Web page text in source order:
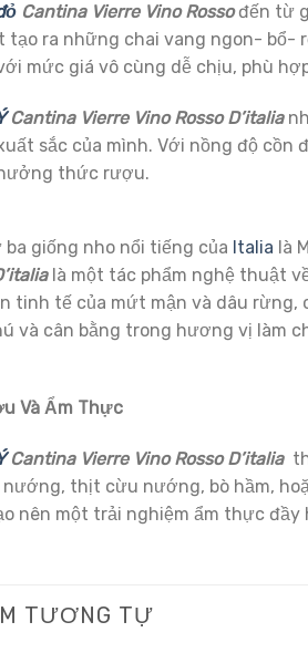
Cantina Vierre Vino Rossođến từ
tạo ra những chai vang ngon- bổ-
mức giá vô cùng dễ chịu, phù
Cantina Vierre Vino Rosso D’italia
sắc của mình. Với nồng độ cồn
thức rượu.
giống nho nổi tiếng của Italia là
là một tác phẩm nghệ thuật
tinh tế của mứt mận và dâu
và cân bằng trong hương vị làm
Và Ẩm Thực
Cantina Vierre Vino Rosso D’italia
thịt cừu nướng, bò hầm,
nên một trải nghiệm ẩm thực đầy
TƯƠNG TỰ